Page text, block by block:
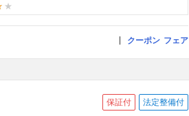
クーポン フェア
保証付 法定整備付